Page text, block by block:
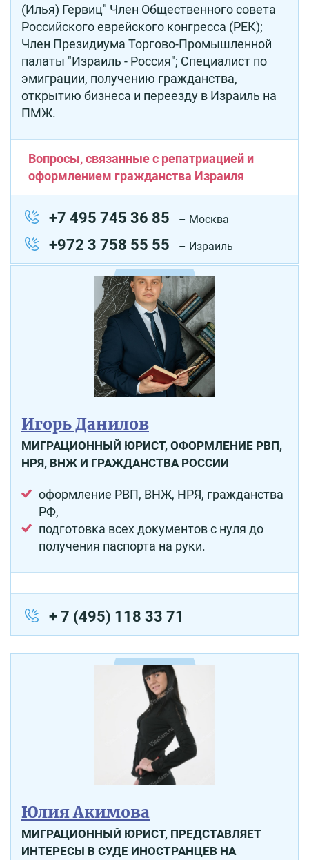
(Илья) Гервиц" Член Общественного совета
Российского еврейского конгресса (РЕК);
Член Президиума Торгово-Промышленной
палаты "Израиль - Россия"; Специалист по
эмиграции, получению гражданства,
открытию бизнеса и переезду в Израиль на
ПМЖ.
Вопросы, связанные с репатриацией и
оформлением гражданства Израиля
+7 495 745 36 85 – Москва
+972 3 758 55 55 – Израиль
Игорь Данилов
МИГРАЦИОННЫЙ ЮРИСТ, ОФОРМЛЕНИЕ РВП,
НРЯ, ВНЖ И ГРАЖДАНСТВА РОССИИ
оформление РВП, ВНЖ, НРЯ, гражданства
РФ,
подготовка всех документов с нуля до
получения паспорта на руки.
+ 7 (495) 118 33 71
Юлия Акимова
МИГРАЦИОННЫЙ ЮРИСТ, ПРЕДСТАВЛЯЕТ
ИНТЕРЕСЫ В СУДЕ ИНОСТРАНЦЕВ НА